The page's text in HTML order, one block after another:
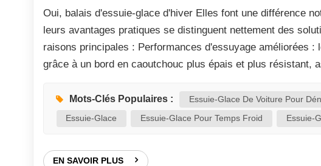
Oui, balais d'essuie-glace d'hiver Elles font une différence
leurs avantages pratiques se distinguent nettement des
raisons principales : Performances d'essuyage améliorées
grâce à un bord en caoutchouc plus épais et plus résistant,
permet à la lame d'épouser parfaitement les contours du
n'apparaît entre le caoutchouc et le verre pendant
Mots-Clés Populaires : Essuie-Glace De Voiture Pour
Essuie-Glace
Essuie-Glace Pour Temps Froid Essuie-
EN SAVOIR PLUS